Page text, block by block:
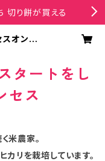
切り餅が買える
オンライ
タートをし
セス
米農家。
リを栽培しています。